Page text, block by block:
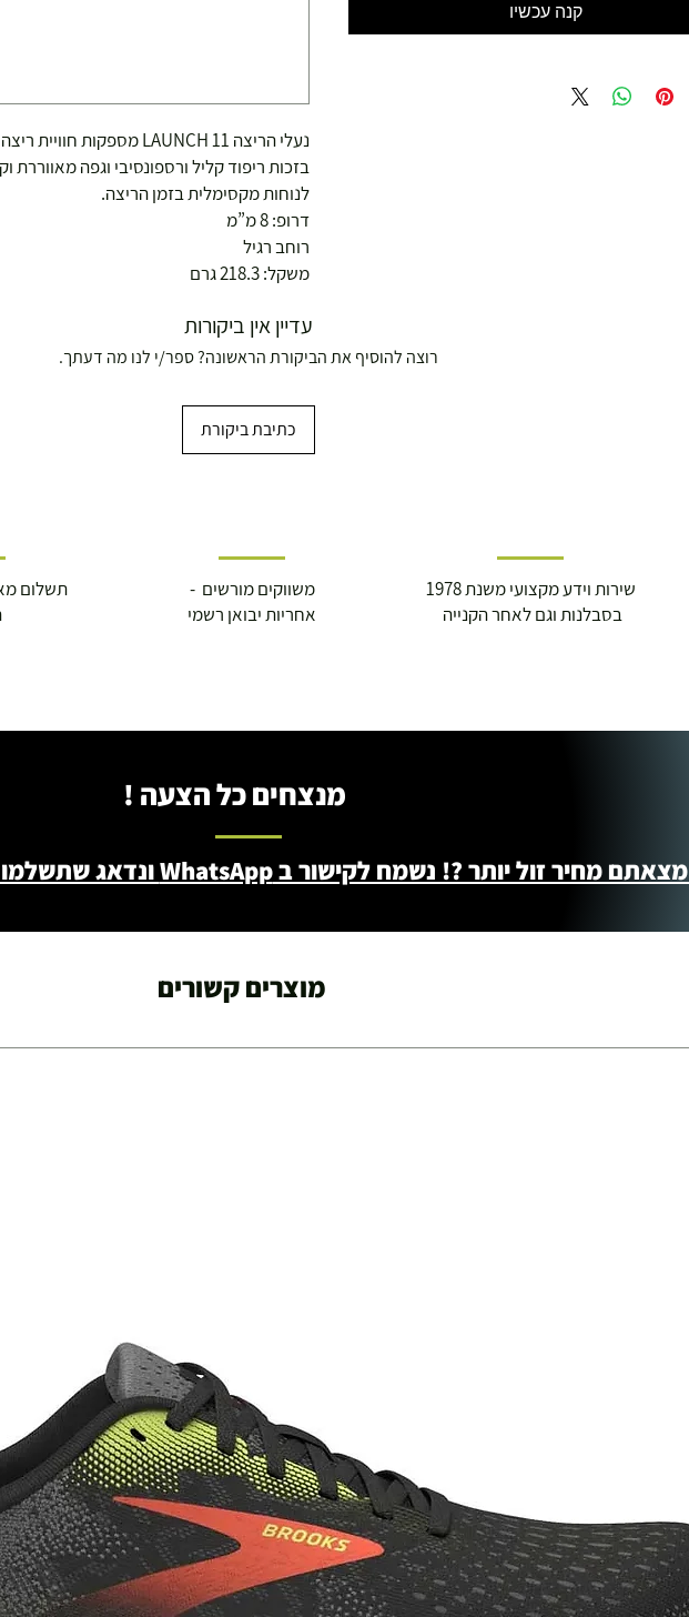
נעלי הריצה LAUNCH 11 מספקות חוויית ריצה מהירה
בזכות ריפוד קליל ורספונסיבי וגפה מאווררת
לנוחות מקסימלית בזמן הריצה.
דרופ: 8 מ”מ
רוחב רגיל
משקל: 218.3 גרם
קנה עכשיו
עדיין אין ביקורות
רוצה להוסיף את הביקורת הראשונה? ספר/י לנו מה דעתך.
כתיבת ביקורת
תשלום
משווקים מורשים -
אחריות יבואן רשמי
שירות וידע מקצועי משנת 1978
בסבלנות וגם לאחר הקנייה
מנצחים כל הצעה !
מצאתם מחיר זול יותר ?! נשמח לקישור ב WhatsApp ונדאג שתשלמו פחות - 046722171
מוצרים קשורים